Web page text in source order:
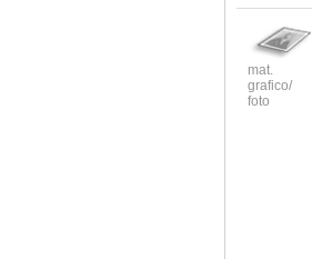
mat.
grafico/
foto